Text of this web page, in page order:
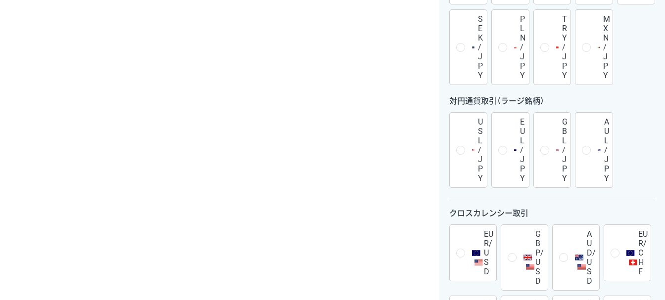
S
E
K
/
J
P
Y
P
L
N
/
J
P
Y
T
R
Y
/
J
P
Y
M
X
N
/
J
P
Y
対円通貨取引（ラージ銘柄）
U
S
L
/
J
P
Y
E
U
L
/
J
P
Y
G
B
L
/
J
P
Y
A
U
L
/
J
P
Y
クロスカレンシー取引
EU
R/
U
S
D
G
B
P/
U
S
D
A
U
D/
U
S
D
EU
R/
C
H
F